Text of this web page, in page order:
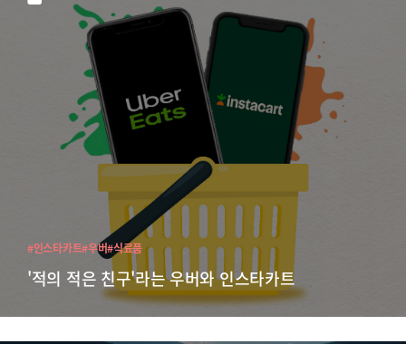
'적의 적은 친구'라는 우버와 인스타카트
#인스타카트#우버#식료품